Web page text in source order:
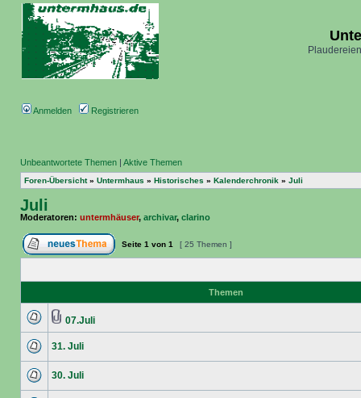
Anmelden Registrieren
Unbeantwortete Themen | Aktive Themen
Foren-Übersicht» Untermhaus » Historisches » Kalenderchronik » Juli
Juli
Moderatoren: untermhäuser, archivar, clarino
Seite 1 von 1 [ 25 Themen ]
Themen
07.Juli
31. Juli
30. Juli